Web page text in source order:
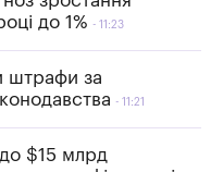
до 1%
11:23
штрафи за
11:21
$15 млрд